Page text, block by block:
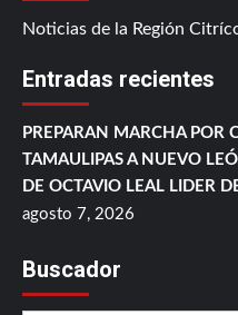
Noticias de la Región
Entradas recientes
PREPARAN MARCHA POR
TAMAULIPAS A NUEVO
DE OCTAVIO LEAL LIDER
agosto 7, 2026
Buscador